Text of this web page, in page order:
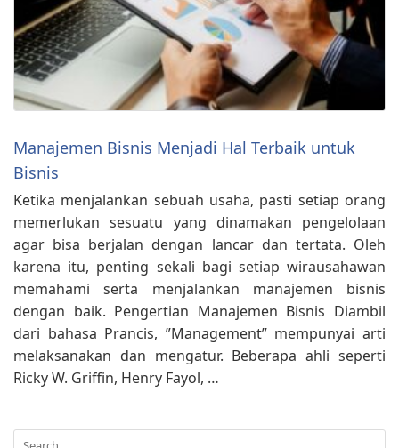
Manajemen Bisnis Menjadi Hal Terbaik untuk
Bisnis
Ketika menjalankan sebuah usaha, pasti setiap orang
memerlukan sesuatu yang dinamakan pengelolaan
agar bisa berjalan dengan lancar dan tertata. Oleh
karena itu, penting sekali bagi setiap wirausahawan
memahami serta menjalankan manajemen bisnis
dengan baik. Pengertian Manajemen Bisnis Diambil
dari bahasa Prancis, ”Management” mempunyai arti
melaksanakan dan mengatur. Beberapa ahli seperti
Ricky W. Griffin, Henry Fayol, …
Search